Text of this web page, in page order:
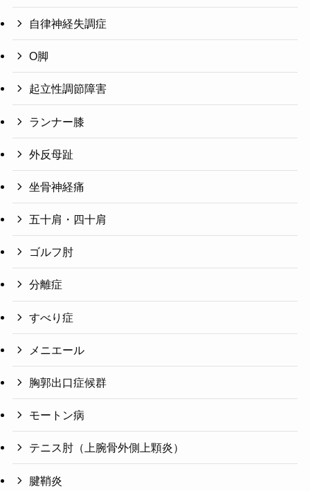
自律神経失調症
O脚
起立性調節障害
ランナー膝
外反母趾
坐骨神経痛
五十肩・四十肩
ゴルフ肘
分離症
すべり症
メニエール
胸郭出口症候群
モートン病
テニス肘（上腕骨外側上顆炎）
腱鞘炎